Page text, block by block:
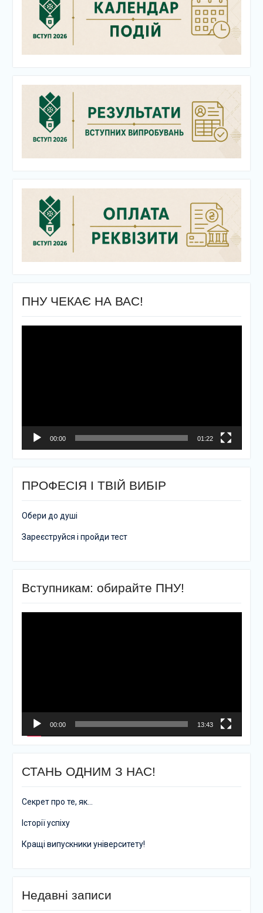
ПНУ ЧЕКАЄ НА ВАС!
00:00 01:22
ПРОФЕСІЯ І ТВІЙ ВИБІР
Обери до душі
Зареєструйся і пройди тест
Вступникам: обирайте ПНУ!
00:00 13:43
СТАНЬ ОДНИМ З НАС!
Секрет про те, як…
Історії успіху
Кращі випускники університету!
Недавні записи